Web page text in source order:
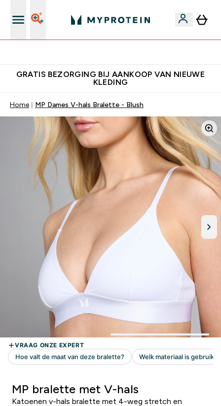
GRATIS BEZORGING BIJ AANKOOP VAN NIEUWE
KLEDING
Home MP Dames V-hals Bralette - Blush
MP bralette met V-hals
Katoenen v-hals bralette met 4-weg stretch en